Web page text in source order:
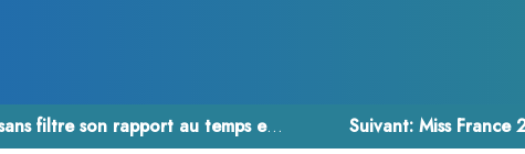
rapport au temps et ses complexes Suivant: Miss